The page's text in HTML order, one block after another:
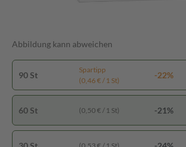
Abbildung kann abweichen
90 St
Spartipp
(0,46 € / 1 St)
-22%
60 St (0,50 € / 1 St) -21%
(0,53 € / 1 St)